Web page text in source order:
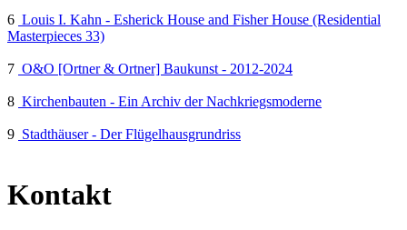
6 Louis I. Kahn - Esherick House and Fisher House (Residential
Masterpieces 33)
7 O&O [Ortner & Ortner] Baukunst - 2012-2024
8 Kirchenbauten - Ein Archiv der Nachkriegsmoderne
9 Stadthäuser - Der Flügelhausgrundriss
Kontakt